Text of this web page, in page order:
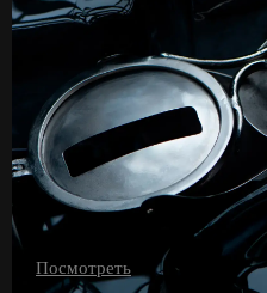
Посмотреть